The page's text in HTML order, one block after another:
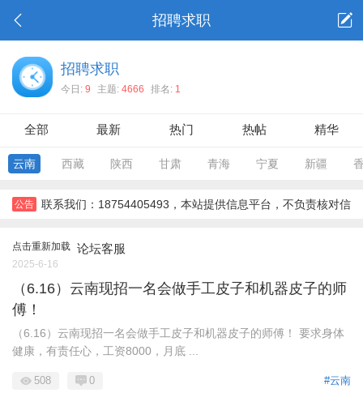
招聘求职
招聘求职
今日: 9 主题: 4666 排名: 1
全部 最新 热门 热帖 精华
云南 西藏 陕西 甘肃 青海 宁夏 新疆
公告 联系我们：18754405493，本站提供信息平台，不负责核对信
点击重新加载 论坛客服
2025-6-16
（6.16）云南现招一名会做手工皮子和机器皮子的师
傅！
（6.16）云南现招一名会做手工皮子和机器皮子的师傅！ 要求身体
健康，有责任心，工资8000，月底 ...
#云南
508 0